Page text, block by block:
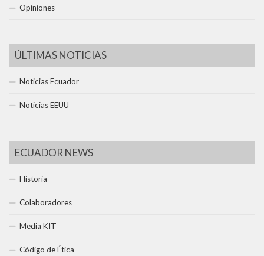
Opiniones
ÚLTIMAS NOTICIAS
Noticias Ecuador
Noticias EEUU
ECUADOR NEWS
Historia
Colaboradores
Media KIT
Código de Ética